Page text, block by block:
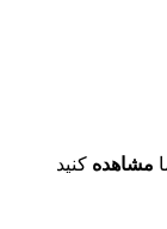
مشاهده کنید